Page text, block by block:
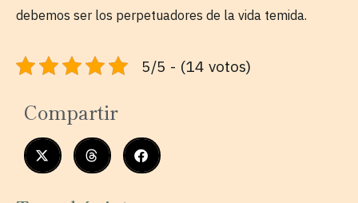
debemos ser los perpetuadores de la vida temida.
5/5 - (14 votos)
Compartir